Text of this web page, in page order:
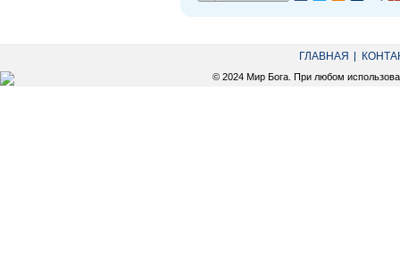
ГЛАВНАЯ
© 2024 Мир Бога. При любом